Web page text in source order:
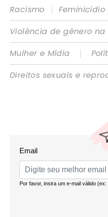
Racismo
| Feminicídio
Violência de gênero
Mulher e Mídia
|
Direitos sexuais e